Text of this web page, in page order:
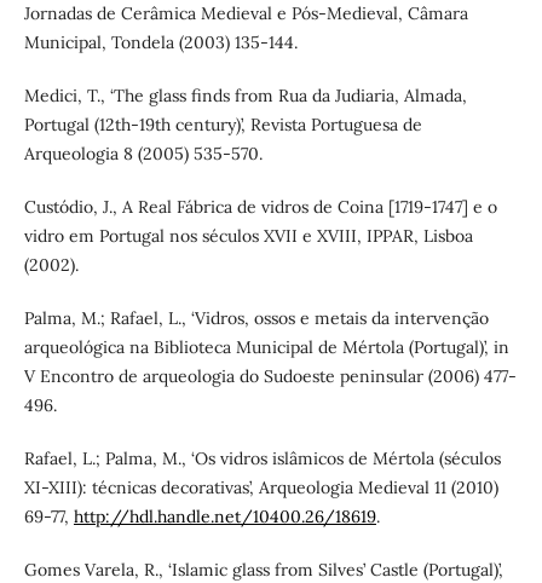
Jornadas de Cerâmica Medieval e Pós-Medieval, Câmara
Municipal, Tondela (2003) 135-144.
Medici, T., ‘The glass finds from Rua da Judiaria, Almada,
Portugal (12th-19th century)’, Revista Portuguesa de
Arqueologia 8 (2005) 535-570.
Custódio, J., A Real Fábrica de vidros de Coina [1719-1747] e o
vidro em Portugal nos séculos XVII e XVIII, IPPAR, Lisboa
(2002).
Palma, M.; Rafael, L., ‘Vidros, ossos e metais da intervenção
arqueológica na Biblioteca Municipal de Mértola (Portugal)’, in
V Encontro de arqueologia do Sudoeste peninsular (2006) 477-
496.
Rafael, L.; Palma, M., ‘Os vidros islâmicos de Mértola (séculos
XI-XIII): técnicas decorativas’, Arqueologia Medieval 11 (2010)
69-77, http://hdl.handle.net/10400.26/18619.
Gomes Varela, R., ‘Islamic glass from Silves’ Castle (Portugal)’,